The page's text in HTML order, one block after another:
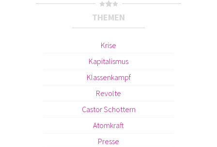
THEMEN
Krise
Kapitalismus
Klassenkampf
Revolte
Castor Schottern
Atomkraft
Presse